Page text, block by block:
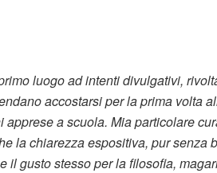
luogo ad intenti divulgativi,
accostarsi per la prima volta
a scuola. Mia particolare
la chiarezza espositiva, pur senza
il gusto stesso per la filosofia,